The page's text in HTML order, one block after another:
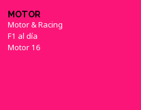
MOTOR
Motor & Racing
F1 al día
Motor 16